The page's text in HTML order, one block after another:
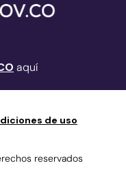
aquí
de uso
reservados